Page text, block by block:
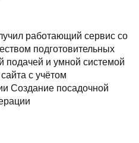
работающий сервис со
подготовительных
подачей и умной системой
с учётом
Создание посадочной